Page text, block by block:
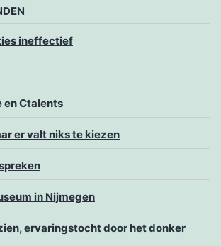
ineffectief
en Ctalents
er valt niks te kiezen
in Nijmegen
ervaringstocht door het donker